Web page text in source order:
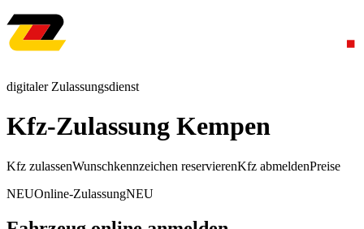
digitaler Zulassungsdienst
Kfz-Zulassung Kempen
Kfz zulassenWunschkennzeichen reservierenKfz abmeldenPreise
NEUOnline-ZulassungNEU